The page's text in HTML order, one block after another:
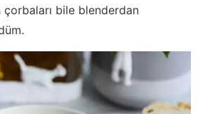
çorbaları bile blenderdan